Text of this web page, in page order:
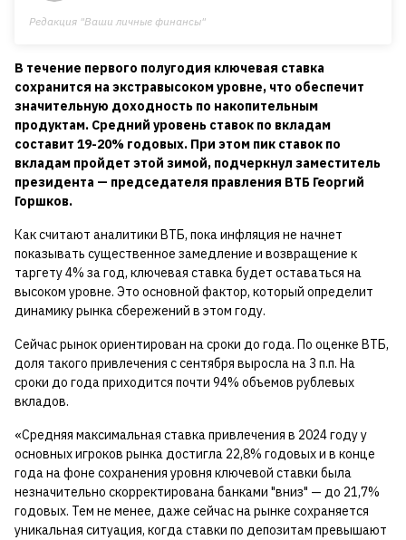
Редакция "Ваши личные финансы"
В течение первого полугодия ключевая ставка
сохранится на экстравысоком уровне, что обеспечит
значительную доходность по накопительным
продуктам. Средний уровень ставок по вкладам
составит 19-20% годовых. При этом пик ставок по
вкладам пройдет этой зимой, подчеркнул заместитель
президента — председателя правления ВТБ Георгий
Горшков.
Как считают аналитики ВТБ, пока инфляция не начнет
показывать существенное замедление и возвращение к
таргету 4% за год, ключевая ставка будет оставаться на
высоком уровне. Это основной фактор, который определит
динамику рынка сбережений в этом году.
Сейчас рынок ориентирован на сроки до года. По оценке ВТБ,
доля такого привлечения с сентября выросла на 3 п.п. На
сроки до года приходится почти 94% объемов рублевых
вкладов.
«Средняя максимальная ставка привлечения в 2024 году у
основных игроков рынка достигла 22,8% годовых и в конце
года на фоне сохранения уровня ключевой ставки была
незначительно скорректирована банками "вниз" — до 21,7%
годовых. Тем не менее, даже сейчас на рынке сохраняется
уникальная ситуация, когда ставки по депозитам превышают